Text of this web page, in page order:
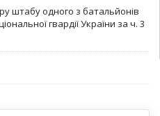
штабу одного з батальйонів
гвардії України за ч. 3